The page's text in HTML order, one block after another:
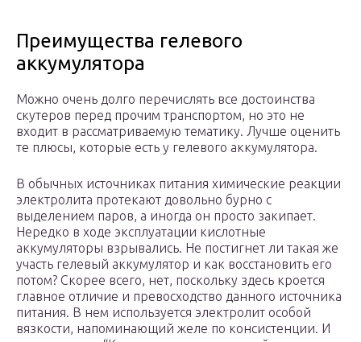
Преимущества гелевого
аккумулятора
Можно очень долго перечислять все достоинства
скутеров перед прочим транспортом, но это не
входит в рассматриваемую тематику. Лучше оценить
те плюсы, которые есть у гелевого аккумулятора.
В обычных источниках питания химические реакции
электролита протекают довольно бурно с
выделением паров, а иногда он просто закипает.
Нередко в ходе эксплуатации кислотные
аккумуляторы взрывались. Не постигнет ли такая же
участь гелевый аккумулятор и как восстановить его
потом? Скорее всего, нет, поскольку здесь кроется
главное отличие и превосходство данного источника
питания. В нем используется электролит особой
вязкости, напоминающий желе по консистенции. И